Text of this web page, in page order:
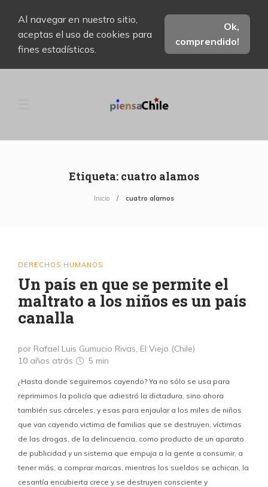
Al navegar en nuestro sitio,
aceptas el uso de cookies para
fines estadísticos.
Ok,
comprendido!
Etiqueta: cuatro alamos
Inicio cuatro alamos
DERECHOS HUMANOS
Un país en que se permite el
maltrato a los niños es un país
canalla
por Rafael Luis Gumucio Rivas, El Viejo (Chile)
10 años atrás
5 min
¿Hasta donde seguiremos cayendo? Ya no sólo se usa para
reprimirnos la policía que adiestró la dictadura, sino ahora
también sus cárceles, y esas para enjaular a los miles de niños
que van cayendo victima de familias que se destruyen, víctimas
de las drogas, de la delincuencia, como producto de un aparato
de publicidad y un sistema que empuja a la gente a consumir, a
tener más, a comprar marcas, mientras los sueldos se achican, la
cesantía encubierta crece y se destruyen consciente y